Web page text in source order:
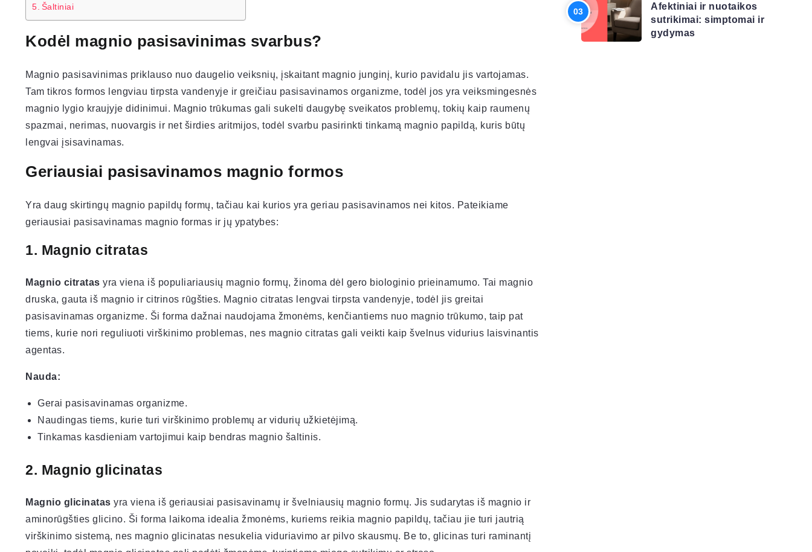
Šaltiniai
Kodėl magnio pasisavinimas svarbus?
Magnio pasisavinimas priklauso nuo daugelio veiksnių, įskaitant magnio junginį, kurio pavidalu jis vartojamas.
Tam tikros formos lengviau tirpsta vandenyje ir greičiau pasisavinamos organizme, todėl jos yra veiksmingesnės
magnio lygio kraujyje didinimui. Magnio trūkumas gali sukelti daugybę sveikatos problemų, tokių kaip raumenų
spazmai, nerimas, nuovargis ir net širdies aritmijos, todėl svarbu pasirinkti tinkamą magnio papildą, kuris būtų
lengvai įsisavinamas.
Geriausiai pasisavinamos magnio formos
Yra daug skirtingų magnio papildų formų, tačiau kai kurios yra geriau pasisavinamos nei kitos. Pateikiame
geriausiai pasisavinamas magnio formas ir jų ypatybes:
1. Magnio citratas
Magnio citratas yra viena iš populiariausių magnio formų, žinoma dėl gero biologinio prieinamumo. Tai magnio
druska, gauta iš magnio ir citrinos rūgšties. Magnio citratas lengvai tirpsta vandenyje, todėl jis greitai
pasisavinamas organizme. Ši forma dažnai naudojama žmonėms, kenčiantiems nuo magnio trūkumo, taip pat
tiems, kurie nori reguliuoti virškinimo problemas, nes magnio citratas gali veikti kaip švelnus vidurius laisvinantis
agentas.
Nauda:
Gerai pasisavinamas organizme.
Naudingas tiems, kurie turi virškinimo problemų ar vidurių užkietėjimą.
Tinkamas kasdieniam vartojimui kaip bendras magnio šaltinis.
2. Magnio glicinatas
Magnio glicinatas yra viena iš geriausiai pasisavinamų ir švelniausių magnio formų. Jis sudarytas iš magnio ir
aminorūgšties glicino. Ši forma laikoma idealia žmonėms, kuriems reikia magnio papildų, tačiau jie turi jautrią
virškinimo sistemą, nes magnio glicinatas nesukelia viduriavimo ar pilvo skausmų. Be to, glicinas turi raminantį
Afektiniai ir nuotaikos
sutrikimai: simptomai ir
gydymas